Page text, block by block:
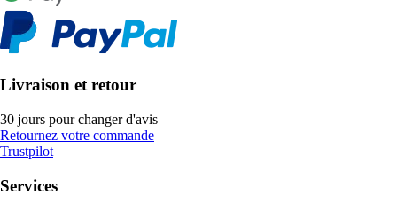
Livraison et retour
30 jours pour changer d'avis
Retournez votre commande
Trustpilot
Services